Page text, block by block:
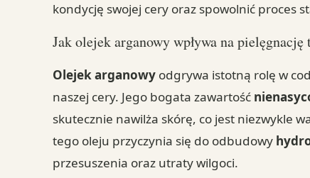
kondycję swojej cery oraz spowolnić proces
Jak olejek arganowy wpływa na pielęgnację
Olejek arganowy odgrywa istotną rolę w
naszej cery. Jego bogata zawartość
skutecznie nawilża skórę, co jest niezwykle
tego oleju przyczynia się do odbudowy
przesuszenia oraz utraty wilgoci.